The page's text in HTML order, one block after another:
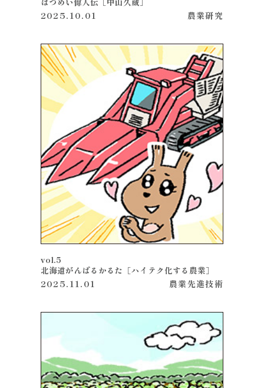
2025.10.01
農業研究
vol.5
北海道がんばるかるた［ハイテク化する農業］
2025.11.01
農業先進技術